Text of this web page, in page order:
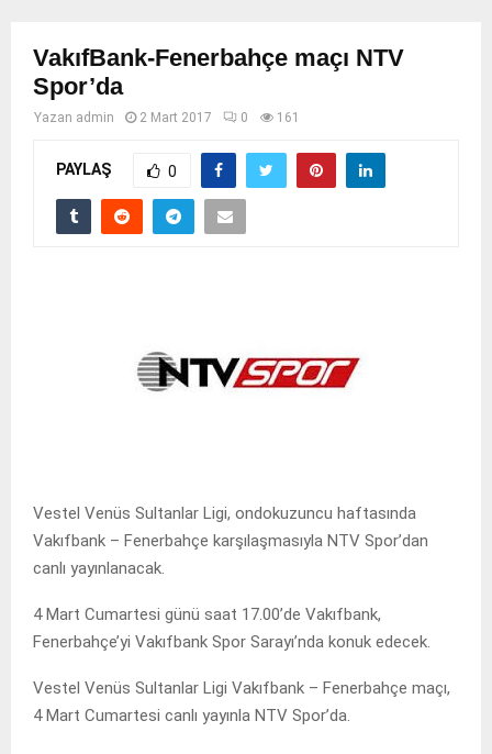
VakıfBank-Fenerbahçe maçı NTV
Spor’da
Yazan admin 2 Mart 2017 0 161
PAYLAŞ 0
Vestel Venüs Sultanlar Ligi, ondokuzuncu haftasında
Vakıfbank – Fenerbahçe karşılaşmasıyla NTV Spor’dan
canlı yayınlanacak.
4 Mart Cumartesi günü saat 17.00’de Vakıfbank,
Fenerbahçe’yi Vakıfbank Spor Sarayı’nda konuk edecek.
Vestel Venüs Sultanlar Ligi Vakıfbank – Fenerbahçe maçı,
4 Mart Cumartesi canlı yayınla NTV Spor’da.